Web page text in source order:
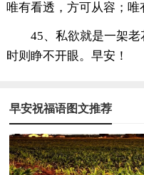
唯有看透，方可从容；唯
45、私欲就是一架
时则睁不开眼。早安！
早安祝福语图文推荐